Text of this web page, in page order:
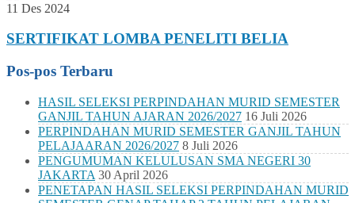
11 Des 2024
SERTIFIKAT LOMBA PENELITI BELIA
Pos-pos Terbaru
HASIL SELEKSI PERPINDAHAN MURID SEMESTER
GANJIL TAHUN AJARAN 2026/2027 16 Juli 2026
PERPINDAHAN MURID SEMESTER GANJIL TAHUN
PELAJAARAN 2026/2027 8 Juli 2026
PENGUMUMAN KELULUSAN SMA NEGERI 30
JAKARTA 30 April 2026
PENETAPAN HASIL SELEKSI PERPINDAHAN MURID